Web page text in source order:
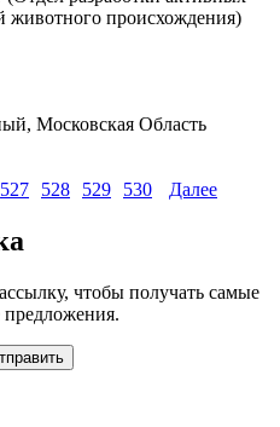
животного происхождения)
Московская Область
527 528 529 530 Далее
чтобы получать самые